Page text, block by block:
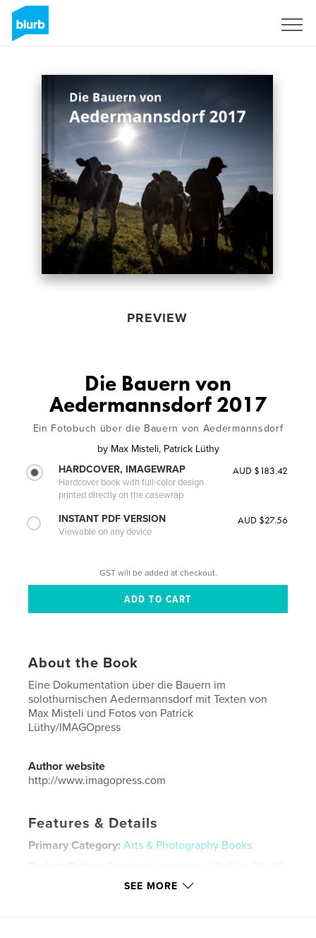
PREVIEW
Die Bauern von
Aedermannsdorf 2017
Ein Fotobuch über die Bauern von Aedermannsdorf
by Max Misteli, Patrick Lüthy
HARDCOVER, IMAGEWRAP
Hardcover book with full-color design
printed directly on the casewrap
AUD $183.42
INSTANT PDF VERSION
Viewable on any device
AUD $27.56
GST will be added at checkout.
About the Book
Eine Dokumentation über die Bauern im
solothurnischen Aedermannsdorf mit Texten von
Max Misteli und Fotos von Patrick
Lüthy/IMAGOpress
Author website
http://www.imagopress.com
Features & Details
Primary Category: Arts & Photography Books
SEE MORE